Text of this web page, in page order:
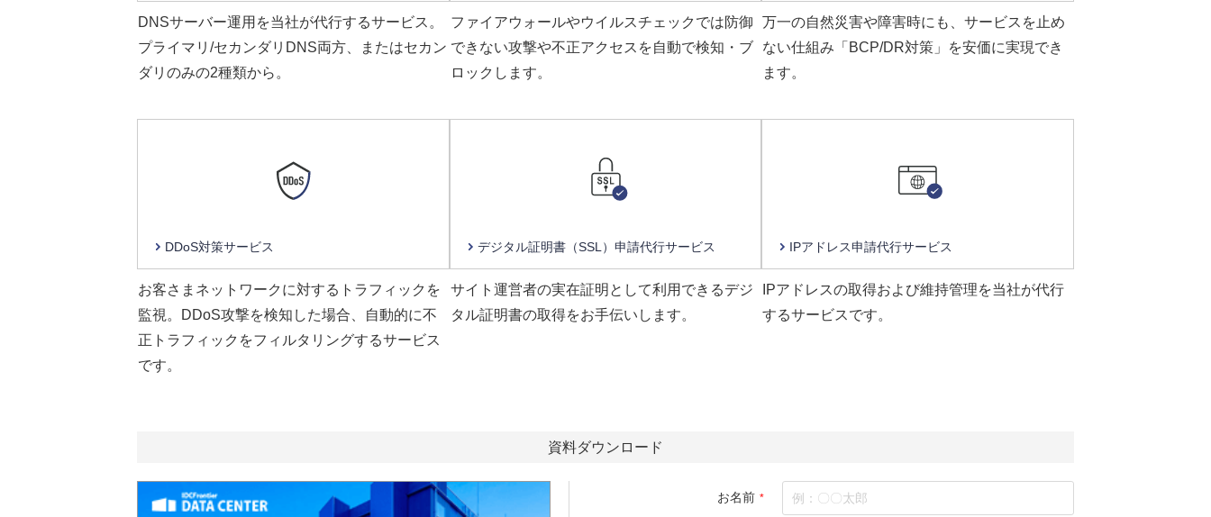
DNSサーバー運用を当社が代行するサービス。
プライマリ/セカンダリDNS両方、またはセカン
ダリのみの2種類から。
ファイアウォールやウイルスチェックでは防御
できない攻撃や不正アクセスを自動で検知・ブ
ロックします。
万一の自然災害や障害時にも、サービスを止め
ない仕組み「BCP/DR対策」を安価に実現でき
ます。
DDoS対策サービス
お客さまネットワークに対するトラフィックを
監視。DDoS攻撃を検知した場合、自動的に不
正トラフィックをフィルタリングするサービス
です。
デジタル証明書（SSL） 申請代行サービス
サイト運営者の実在証明として利用できるデジ
タル証明書の取得をお手伝いします。
IPアドレス申請代行サービス
IPアドレスの取得および維持管理を当社が代行
するサービスです。